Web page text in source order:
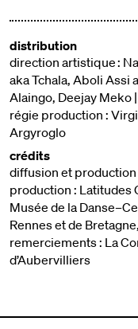
distribution
direction artistique :
aka Tchala, Aboli Assi
Alaingo, Deejay Meko
régie production :
Argyroglo
crédits
diffusion et
production : Latitudes
Musée de la
Rennes et de
remerciements : La
d’Aubervilliers